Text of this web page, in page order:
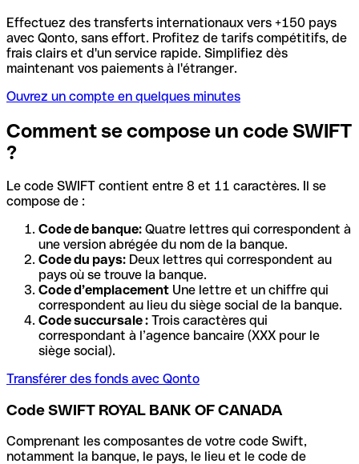
Effectuez des transferts internationaux vers +150 pays
avec Qonto, sans effort. Profitez de tarifs compétitifs, de
frais clairs et d'un service rapide. Simplifiez dès
maintenant vos paiements à l'étranger.
Ouvrez un compte en quelques minutes
Comment se compose un code SWIFT
?
Le code SWIFT contient entre 8 et 11 caractères. Il se
compose de :
Code de banque: Quatre lettres qui correspondent à
une version abrégée du nom de la banque.
Code du pays: Deux lettres qui correspondent au
pays où se trouve la banque.
Code d’emplacement Une lettre et un chiffre qui
correspondent au lieu du siège social de la banque.
Code succursale : Trois caractères qui
correspondant à l’agence bancaire (XXX pour le
siège social).
Transférer des fonds avec Qonto
Code SWIFT ROYAL BANK OF CANADA
Comprenant les composantes de votre code Swift,
notamment la banque, le pays, le lieu et le code de